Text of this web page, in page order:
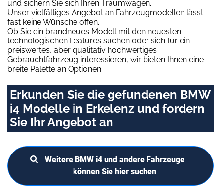
und sichern Sie sich Ihren Traumwagen.
Unser vielfältiges Angebot an Fahrzeugmodellen lässt
fast keine Wünsche offen.
Ob Sie ein brandneues Modell mit den neuesten
technologischen Features suchen oder sich für ein
preiswertes, aber qualitativ hochwertiges
Gebrauchtfahrzeug interessieren, wir bieten Ihnen eine
breite Palette an Optionen.
Erkunden Sie die gefundenen BMW
i4 Modelle in Erkelenz und fordern
Sie Ihr Angebot an
Weitere BMW i4 und andere Fahrzeuge
können Sie hier suchen